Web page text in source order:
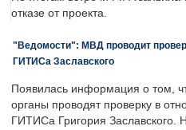
отказе от проекта.
"Ведомости": МВД проводит
ГИТИСа Заславского
Появилась информация о том,
органы проводят проверку в
ГИТИСа Григория Заславского.